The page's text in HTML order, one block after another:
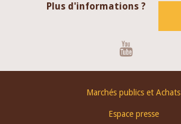
Plus d'informations ?
Marchés publics et Achats
Espace presse